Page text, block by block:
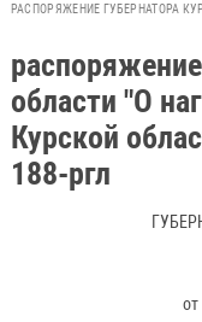
РАСПОРЯЖЕНИЕ ГУБЕРНАТОРА
области "О
Курской
188-ргл